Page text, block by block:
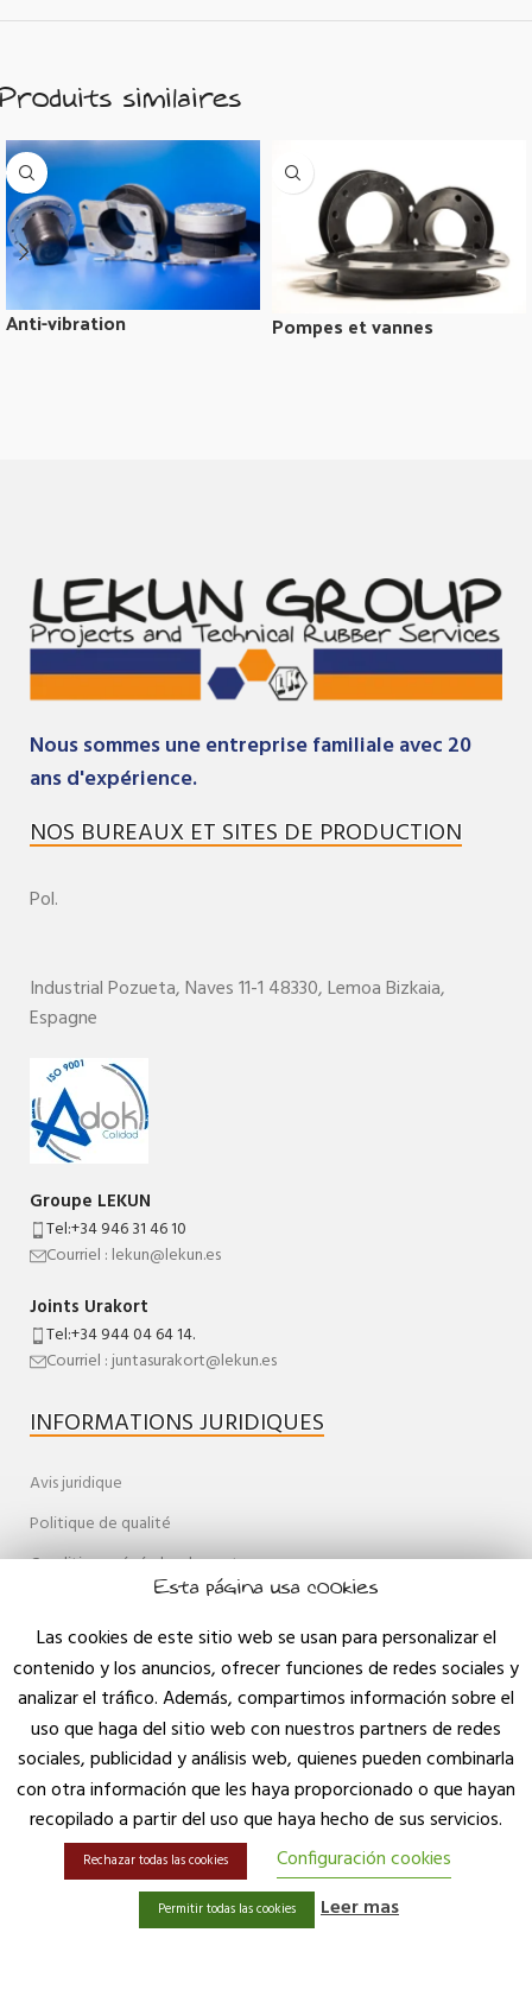
Produits similaires
Anti-vibration Pompes et vannes
Nous sommes une entreprise familiale avec 20
ans d'expérience.
NOS BUREAUX ET SITES DE PRODUCTION
Pol.
Industrial Pozueta, Naves 11-1 48330,LemoaBizkaia,
Espagne
Groupe LEKUN
Tel:+34 946 31 46 10
Courriel : lekun@lekun.es
Joints Urakort
Tel:+34 944 04 64 14.
Courriel : juntasurakort@lekun.es
INFORMATIONS JURIDIQUES
Avis juridique
Politique de qualité
Conditions générales de vente
Politique de confidentialité
Politique en matière de cookies
Accessibilité
Mapa web
Contact
Esta página usa cookies
Las cookies de este sitio web se usan para personalizar el
contenido y los anuncios, ofrecer funciones de redes sociales y
analizar el tráfico. Además, compartimos información sobre el
uso que haga del sitio web con nuestros partners de redes
sociales, publicidad y análisis web, quienes pueden combinarla
con otra información que les haya proporcionado o que hayan
recopilado a partir del uso que haya hecho de sus servicios.
Rechazar todas las cookies Configuración cookies
Permitir todas las cookies Leer mas